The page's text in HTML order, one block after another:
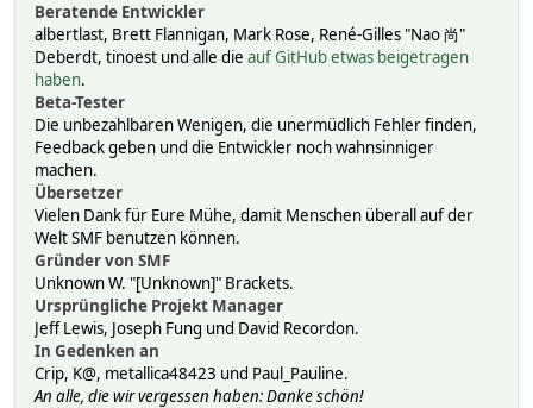
Beratende Entwickler
albertlast, Brett Flannigan, Mark Rose, René-Gilles "Nao 尚"
Deberdt, tinoest und alle die auf GitHub etwas beigetragen
haben.
Beta-Tester
Die unbezahlbaren Wenigen, die unermüdlich Fehler finden,
Feedback geben und die Entwickler noch wahnsinniger
machen.
Übersetzer
Vielen Dank für Eure Mühe, damit Menschen überall auf der
Welt SMF benutzen können.
Gründer von SMF
Unknown W. "[Unknown]" Brackets.
Ursprüngliche Projekt Manager
Jeff Lewis, Joseph Fung und David Recordon.
In Gedenken an
Crip, K@, metallica48423 und Paul_Pauline.
An alle, die wir vergessen haben: Danke schön!